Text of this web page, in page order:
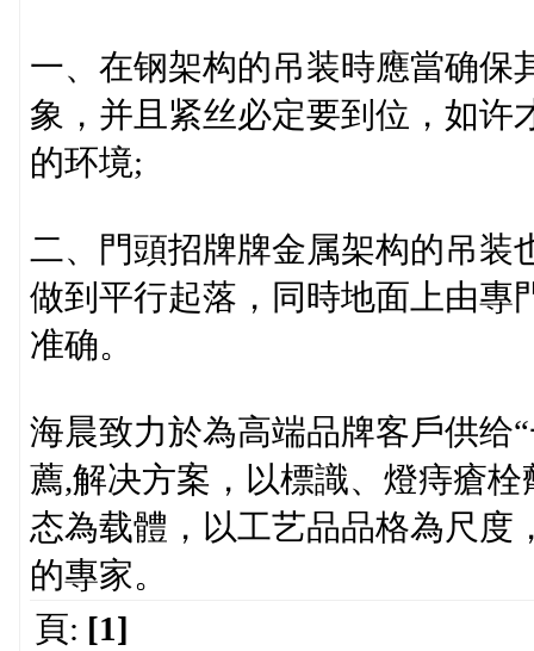
一、在钢架构的吊装時應當确保
象，并且紧丝必定要到位，如许
的环境;
二、門頭招牌牌金属架构的吊装
做到平行起落，同時地面上由專
准确。
海晨致力於為高端品牌客戶供给
薦,解决方案，以標識、燈痔瘡
态為载體，以工艺品品格為尺度
的專家。
頁: [1]